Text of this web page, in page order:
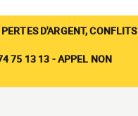
D'ARGENT, CONFLITS
75 13 13 - APPEL NON